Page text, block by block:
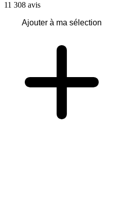
11 308 avis
Ajouter à ma sélection